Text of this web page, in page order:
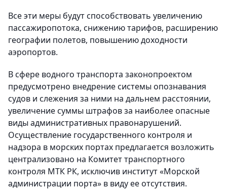
Все эти меры будут способствовать увеличению
пассажиропотока, снижению тарифов, расширению
географии полетов, повышению доходности
аэропортов.
В сфере водного транспорта законопроектом
предусмотрено внедрение системы опознавания
судов и слежения за ними на дальнем расстоянии,
увеличение суммы штрафов за наиболее опасные
виды административных правонарушений.
Осуществление государственного контроля и
надзора в морских портах предлагается возложить
централизовано на Комитет транспортного
контроля МТК РК, исключив институт «Морской
администрации порта» в виду ее отсутствия.